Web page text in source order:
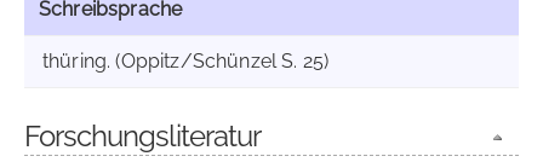
Schreibsprache
thüring. (Oppitz/Schünzel S. 25)
Forschungsliteratur